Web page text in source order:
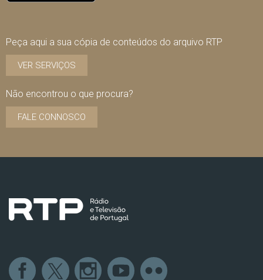
Peça aqui a sua cópia de conteúdos do arquivo RTP
VER SERVIÇOS
Não encontrou o que procura?
FALE CONNOSCO